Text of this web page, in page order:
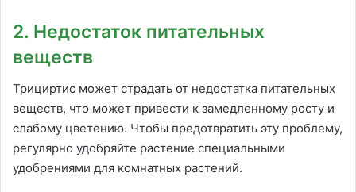
2. Недостаток питательных
веществ
Трициртис может страдать от недостатка питательных
веществ, что может привести к замедленному росту и
слабому цветению. Чтобы предотвратить эту проблему,
регулярно удобряйте растение специальными
удобрениями для комнатных растений.